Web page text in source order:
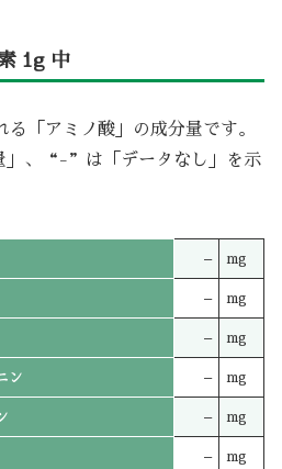
1g 中
る「アミノ酸」の成分量です。
、“-”は「データなし」を示
– mg
– mg
– mg
ン – mg
– mg
– mg